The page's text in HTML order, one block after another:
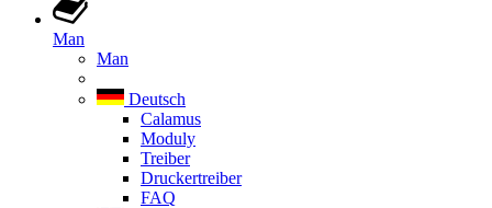
Man
Man
Deutsch
Calamus
Moduly
Treiber
Druckertreiber
FAQ